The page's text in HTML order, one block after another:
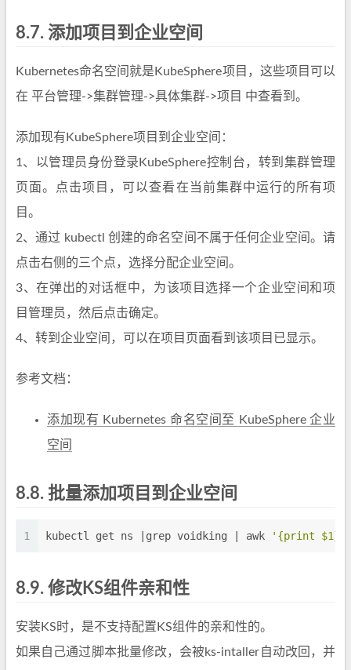
8.7. 添加项目到企业空间
Kubernetes命名空间就是KubeSphere项目，这些项目可以
在 平台管理->集群管理->具体集群->项目 中查看到。
添加现有KubeSphere项目到企业空间：
1、以管理员身份登录KubeSphere控制台，转到集群管理
页面。点击项目，可以查看在当前集群中运行的所有项
目。
2、通过 kubectl 创建的命名空间不属于任何企业空间。请
点击右侧的三个点，选择分配企业空间。
3、在弹出的对话框中，为该项目选择一个企业空间和项
目管理员，然后点击确定。
4、转到企业空间，可以在项目页面看到该项目已显示。
参考文档：
添加现有 Kubernetes 命名空间至 KubeSphere 企业
空间
8.8. 批量添加项目到企业空间
1 kubectl get ns |grep voidking | awk '{print $1}'
8.9. 修改KS组件亲和性
安装KS时，是不支持配置KS组件的亲和性的。
如果自己通过脚本批量修改，会被ks-intaller自动改回，并